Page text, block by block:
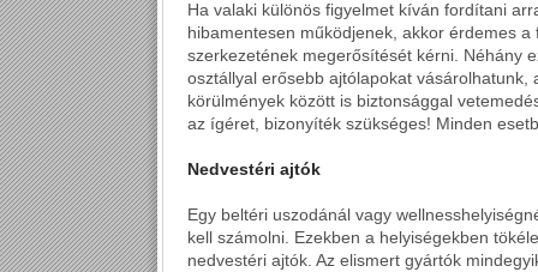
Ha valaki különös figyelmet kíván fordítani
hibamentesen működjenek, akkor érdemes
szerkezetének megerősítését kérni. Néhány
osztállyal erősebb ajtólapokat
körülmények között is biztonsággal
az ígéret, bizonyíték szükséges! Minden
Nedvestéri ajtók
Egy beltéri uszodánál vagy
kell számolni. Ezekben a helyiségekben
nedvestéri ajtók. Az elismert gyártók